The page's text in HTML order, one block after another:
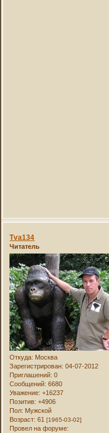
Tva134
Читатель
Откуда: Москва
Зарегистрирован: 04-07-2012
Приглашений: 0
Сообщений: 6680
Уважение: +16237
Позитив: +4906
Пол: Мужской
Возраст: 61[1965-03-02]
Провел на форуме: